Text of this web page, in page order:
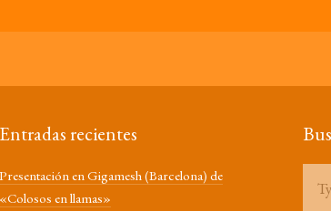
Entradas recientes
Presentación en Gigamesh (Barcelona) de
«Colosos en llamas»